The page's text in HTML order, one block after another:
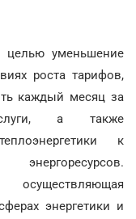
целью уменьшение
роста тарифов,
каждый месяц за
а также
к
энергетики и